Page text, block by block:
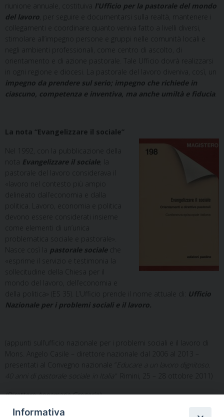
riunione annuale, costituiva l’Ufficio per la pastorale del mondo
del lavoro , per seguire e documentarsi sulla realtà, mantenere i
collegamenti e coordinare quanto veniva fatto a livelli diversi,
stimolare all’impegno persone e gruppi nelle comunità locali e
negli ambienti professionali, come centro di ascolto, di
orientamento e di azione pastorale. Tale Ufficio dovrà realizzarsi
in ogni regione e diocesi. La pastorale del lavoro diveniva, così, un
impegno da prendere sul serio; impegno che richiede in
ciascuno, competenza e inventiva, ma anche umiltà e fiducia
La nota “Evangelizzare il sociale”
Nel 1992, con la pubblicazione della
nota Evangelizzare il sociale,
la
pastorale del lavoro considerava il
«lavoro nel contesto più ampio
delineato dall’economia e dalla
politica. Lavoro, economia e politica
devono essere considerati insieme
come elementi di un’unica
problematica sociale e pastorale».
Nasce così la pastorale socialeche
«esprime il servizio e testimonia la
sollecitudine della Chiesa per il
mondo del lavoro, dell’economia e
della politica» (ES 35). L’Ufficio prende il nome attuale di:
Ufficio
Nazionale per i problemi sociali e il lavoro.
(appunti sull’ufficio nazionale per i problemi sociali e il lavoro di
Mons. Angelo Casile – direttore nazionale dal 2006 al 2013 –
presentati al Convegno nazionale “
Rimini, 25 – 28 ottobre 2011)
(Direttore Annamaria Gregorio)
Informativa